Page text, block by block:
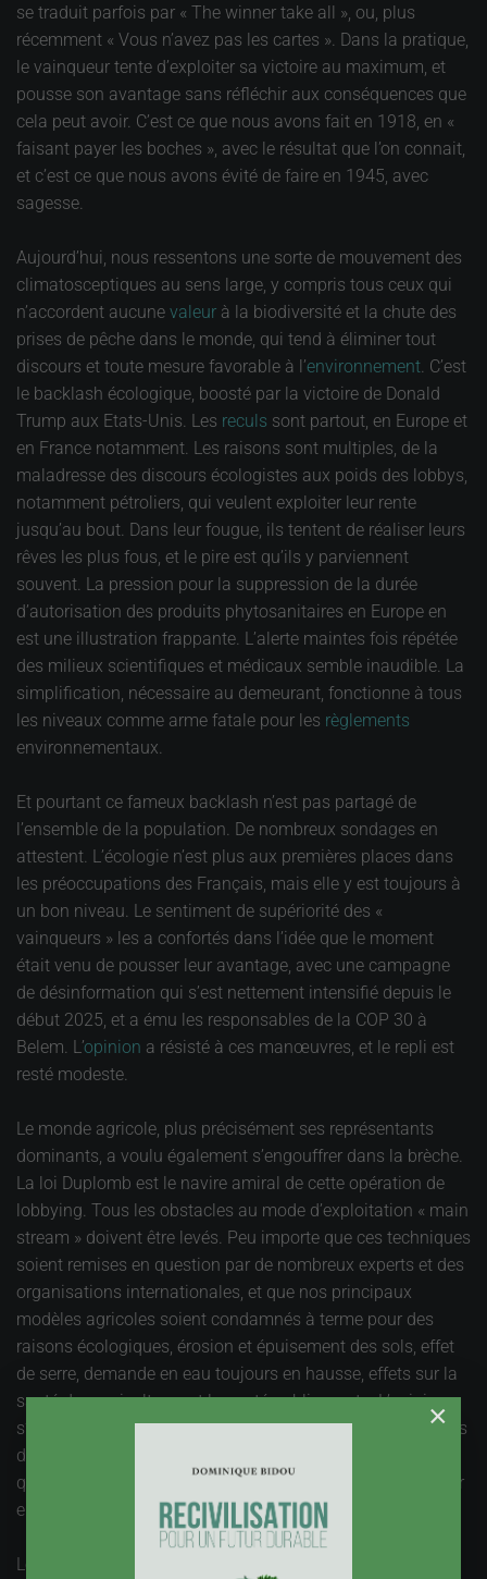
se traduit parfois par « The winner take all », ou, plus
récemment « Vous n’avez pas les cartes ». Dans la pratique,
le vainqueur tente d’exploiter sa victoire au maximum, et
pousse son avantage sans réfléchir aux conséquences que
cela peut avoir. C’est ce que nous avons fait en 1918, en «
faisant payer les boches », avec le résultat que l’on connait,
et c’est ce que nous avons évité de faire en 1945, avec
sagesse.
Aujourd’hui, nous ressentons une sorte de mouvement des
climatosceptiques au sens large, y compris tous ceux qui
n’accordent aucune valeur à la biodiversité et la chute des
prises de pêche dans le monde, qui tend à éliminer tout
discours et toute mesure favorable à l’environnement. C’est
le backlash écologique, boosté par la victoire de Donald
Trump aux Etats-Unis. Les reculs sont partout, en Europe et
en France notamment. Les raisons sont multiples, de la
maladresse des discours écologistes aux poids des lobbys,
notamment pétroliers, qui veulent exploiter leur rente
jusqu’au bout. Dans leur fougue, ils tentent de réaliser leurs
rêves les plus fous, et le pire est qu’ils y parviennent
souvent. La pression pour la suppression de la durée
d’autorisation des produits phytosanitaires en Europe en
est une illustration frappante. L’alerte maintes fois répétée
des milieux scientifiques et médicaux semble inaudible. La
simplification, nécessaire au demeurant, fonctionne à tous
les niveaux comme arme fatale pour les règlements
environnementaux.
Et pourtant ce fameux backlash n’est pas partagé de
l’ensemble de la population. De nombreux sondages en
attestent. L’écologie n’est plus aux premières places dans
les préoccupations des Français, mais elle y est toujours à
un bon niveau. Le sentiment de supériorité des «
vainqueurs » les a confortés dans l’idée que le moment
était venu de pousser leur avantage, avec une campagne
de désinformation qui s’est nettement intensifié depuis le
début 2025, et a ému les responsables de la COP 30 à
Belem. L’opinion a résisté à ces manœuvres, et le repli est
resté modeste.
Le monde agricole, plus précisément ses représentants
dominants, a voulu également s’engouffrer dans la brèche.
La loi Duplomb est le navire amiral de cette opération de
lobbying. Tous les obstacles au mode d’exploitation « main
stream » doivent être levés. Peu importe que ces techniques
soient remises en question par de nombreux experts et des
organisations internationales, et que nos principaux
modèles agricoles soient condamnés à terme pour des
raisons écologiques, érosion et épuisement des sols, effet
de serre, demande en eau toujours en hausse, effets sur la
santé des agriculteurs et la santé publique, etc. L’opinion
s’est exprimée par une pétition qui a reçu plus de 2 millions
de signatures, mais la pression demeure forte, au point
qu’un décret pour faciliter l’arrachage de haies est à ce jour
en consultation.
Le modèle « Malheur aux vaincus » a pour conséquence
×